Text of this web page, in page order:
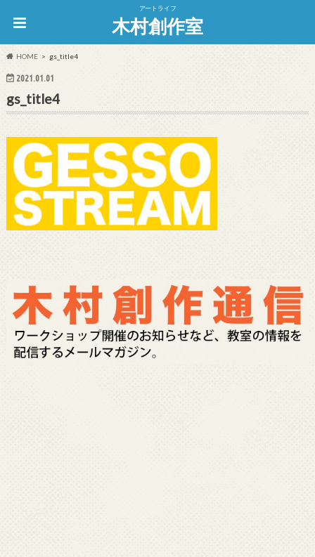
アートライフ
木村創作室
HOME gs_title4
2021.01.01
gs_title4